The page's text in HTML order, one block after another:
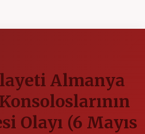
Almanya
Olayı (6 Mayıs